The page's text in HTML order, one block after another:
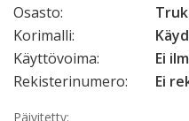
Osasto:
Korimalli:
Käyttövoima:
Ei
Rekisterinumero:
Ei
Päivitetty: